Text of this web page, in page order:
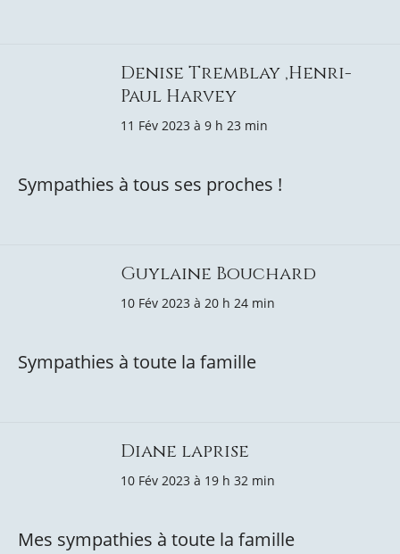
Denise Tremblay ,Henri-
Paul Harvey
11 Fév 2023 à 9 h 23 min
Sympathies à tous ses proches !
Guylaine Bouchard
10 Fév 2023 à 20 h 24 min
Sympathies à toute la famille
Diane laprise
10 Fév 2023 à 19 h 32 min
Mes sympathies à toute la famille